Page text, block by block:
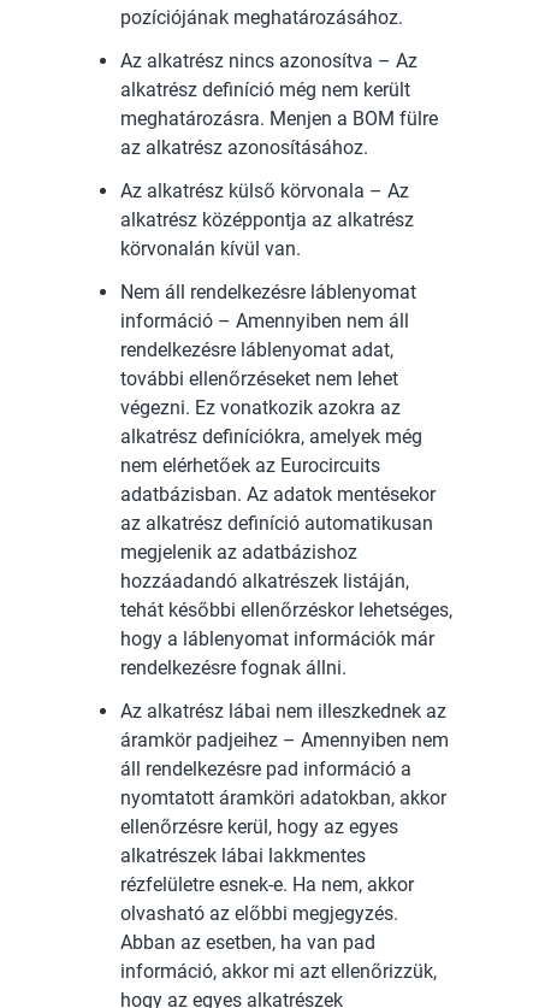
pozíciójának meghatározásához.
Az alkatrész nincs azonosítva – Az
alkatrész definíció még nem került
meghatározásra. Menjen a BOM fülre
az alkatrész azonosításához.
Az alkatrész külső körvonala – Az
alkatrész középpontja az alkatrész
körvonalán kívül van.
Nem áll rendelkezésre láblenyomat
információ – Amennyiben nem áll
rendelkezésre láblenyomat adat,
további ellenőrzéseket nem lehet
végezni. Ez vonatkozik azokra az
alkatrész definíciókra, amelyek még
nem elérhetőek az Eurocircuits
adatbázisban. Az adatok mentésekor
az alkatrész definíció automatikusan
megjelenik az adatbázishoz
hozzáadandó alkatrészek listáján,
tehát későbbi ellenőrzéskor lehetséges,
hogy a láblenyomat információk már
rendelkezésre fognak állni.
Az alkatrész lábai nem illeszkednek az
áramkör padjeihez – Amennyiben nem
áll rendelkezésre pad információ a
nyomtatott áramköri adatokban, akkor
ellenőrzésre kerül, hogy az egyes
alkatrészek lábai lakkmentes
rézfelületre esnek-e. Ha nem, akkor
olvasható az előbbi megjegyzés.
Abban az esetben, ha van pad
információ, akkor mi azt ellenőrizzük,
hogy az egyes alkatrészek